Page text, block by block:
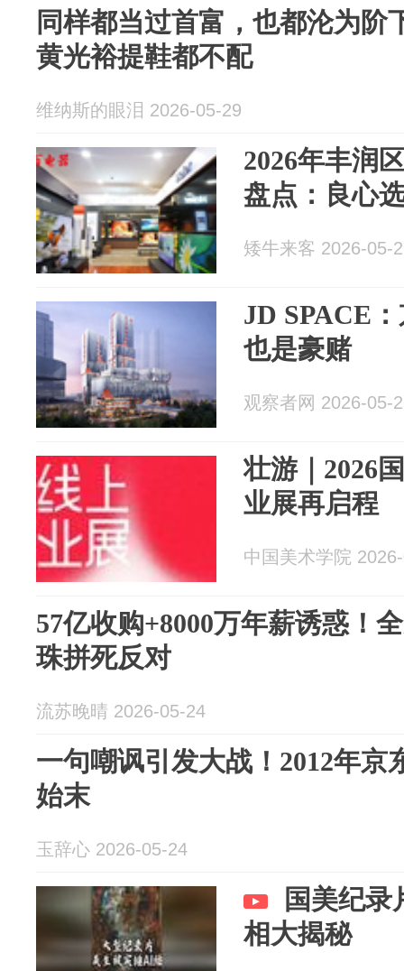
同样都当过首富，也都沦为阶
黄光裕提鞋都不配
维纳斯的眼泪 2026-05-29
2026年丰润
盘点：良心
矮牛来客 2026-05-
JD SPACE
也是豪赌
观察者网 2026-05-
壮游｜2026
业展再启程
中国美术学院
57亿收购+8000万年薪诱惑！
珠拼死反对
流苏晚晴 2026-05-24
一句嘲讽引发大战！2012年京
始末
玉辞心 2026-05-24
国美纪
相大揭秘